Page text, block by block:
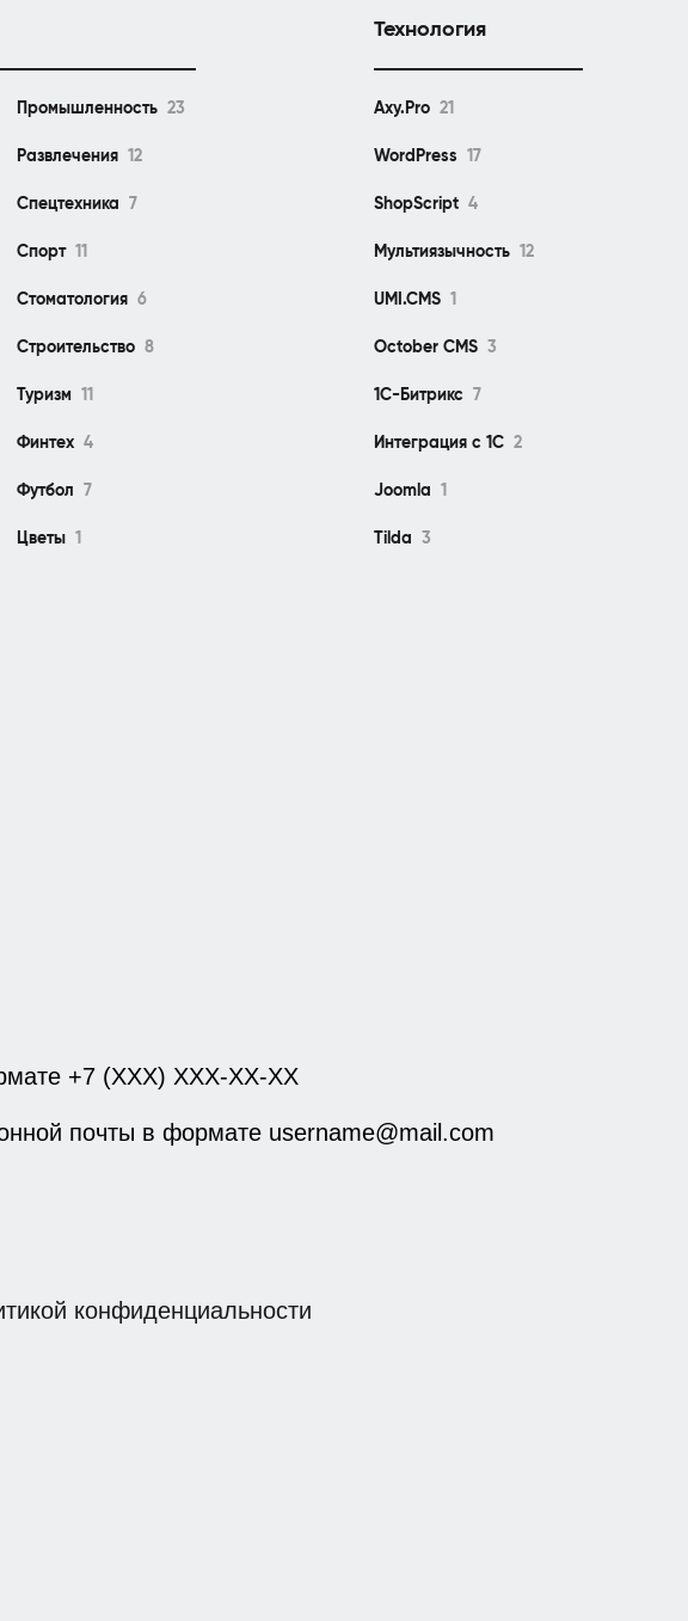
Промышленность 23
Развлечения 12
Спецтехника 7
Спорт 11
Стоматология 6
Строительство 8
Туризм 11
Финтех 4
Футбол 7
Цветы 1
Технология
Axy.Pro 21
WordPress 17
ShopScript 4
Мультиязычность 12
UMI.CMS 1
October CMS 3
1С-Битрикс 7
Интеграция с 1С 2
Joomla 1
Tilda 3
+7 (ХХХ) ХХХ-ХХ-ХХ
почты в формате username@mail.com
конфиденциальности